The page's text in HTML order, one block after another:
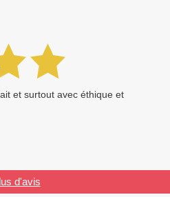
et surtout avec éthique et
d'avis